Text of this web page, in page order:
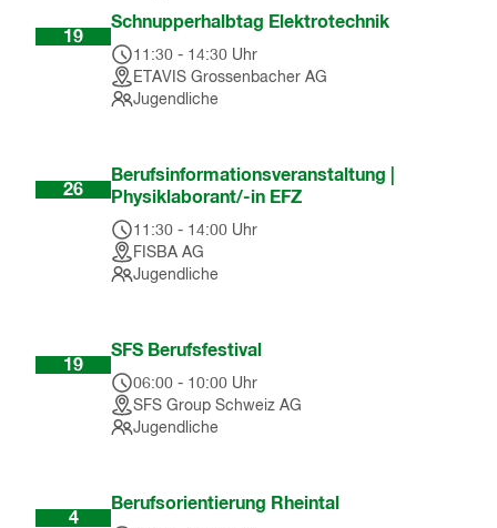
19
Schnupperhalbtag Elektrotechnik
11:30 - 14:30 Uhr
ETAVIS Grossenbacher AG
Jugendliche
26
Berufsinformationsveranstaltung |
Physiklaborant/-in EFZ
11:30 - 14:00 Uhr
FISBA AG
Jugendliche
19
SFS Berufsfestival
06:00 - 10:00 Uhr
SFS Group Schweiz AG
Jugendliche
4
Berufsorientierung Rheintal